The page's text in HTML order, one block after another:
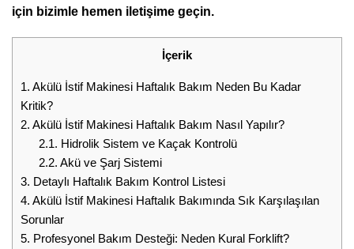
için bizimle hemen iletişime geçin.
İçerik
1. Akülü İstif Makinesi Haftalık Bakım Neden Bu Kadar
Kritik?
2. Akülü İstif Makinesi Haftalık Bakım Nasıl Yapılır?
2.1. Hidrolik Sistem ve Kaçak Kontrolü
2.2. Akü ve Şarj Sistemi
3. Detaylı Haftalık Bakım Kontrol Listesi
4. Akülü İstif Makinesi Haftalık Bakımında Sık Karşılaşılan
Sorunlar
5. Profesyonel Bakım Desteği: Neden Kural Forklift?